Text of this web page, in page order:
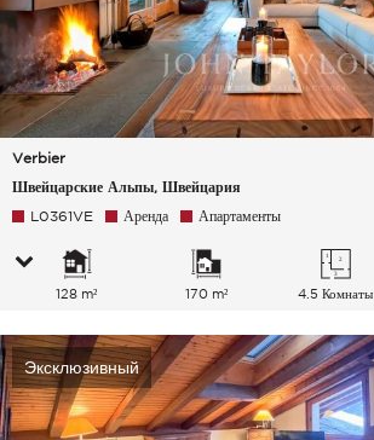
Verbier
Швейцарские Альпы, Швейцария
L0361VE Аренда Апартаменты
128 m² 170 m² 4.5 Комнаты
Эксклюзивный